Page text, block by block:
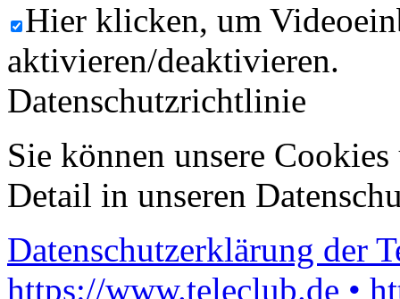
Hier klicken, um
aktivieren/deaktivieren.
Datenschutzrichtlinie
Sie können unsere
Detail in unseren
Datenschutzerklärung der
https://www.teleclub.de •